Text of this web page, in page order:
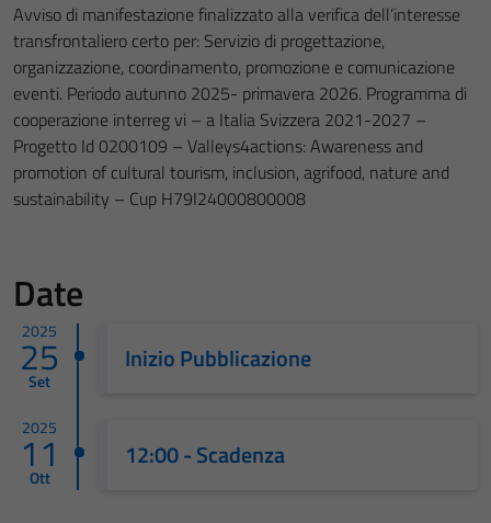
Avviso di manifestazione finalizzato alla verifica dell’interesse
transfrontaliero certo per: Servizio di progettazione,
organizzazione, coordinamento, promozione e comunicazione
eventi. Periodo autunno 2025- primavera 2026. Programma di
cooperazione interreg vi – a Italia Svizzera 2021-2027 –
Progetto Id 0200109 – Valleys4actions: Awareness and
promotion of cultural tourism, inclusion, agrifood, nature and
sustainability – Cup H79I24000800008
Date
2025
25
Set
Inizio Pubblicazione
2025
11
Ott
12:00 - Scadenza